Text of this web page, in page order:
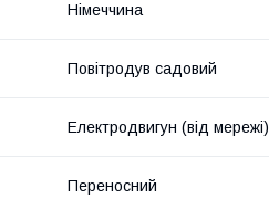
Німеччина
Повітродув садовий
Електродвигун (від мережі)
Переносний